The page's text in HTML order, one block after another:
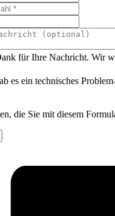
für Ihre Nachricht. Wir
es ein technisches
die Sie mit diesem